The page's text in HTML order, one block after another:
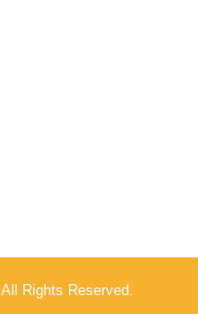
Rights Reserved.